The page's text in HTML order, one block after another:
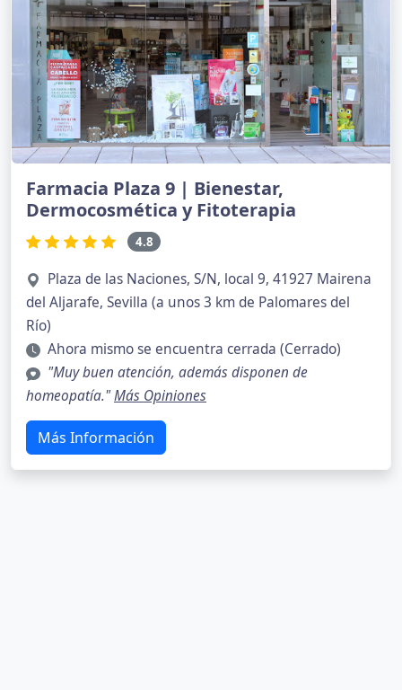
Farmacia Plaza 9 | Bienestar,
Dermocosmética y Fitoterapia
4.8
Plaza de las Naciones, S/N, local 9, 41927 Mairena
del Aljarafe, Sevilla (a unos 3 km de Palomares del
Río)
Ahora mismo se encuentra cerrada (Cerrado)
"Muy buen atención, además disponen de
homeopatía."Más Opiniones
Más Información